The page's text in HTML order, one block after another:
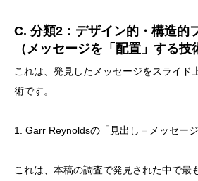
C. 分類2：デザイン的・構造的
（メッセージを「配置」する技
これは、発見したメッセージをスライド
術です。
1. Garr Reynoldsの「見出し＝メッセー
これは、本稿の調査で発見された中で最